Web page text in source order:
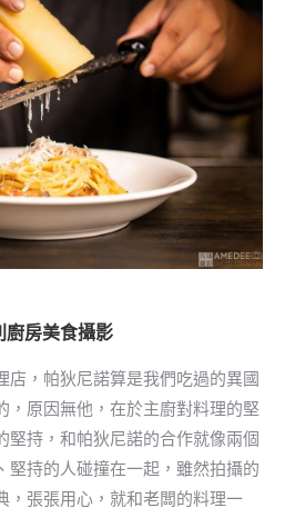
廚房美食攝影
店，帕狄尼諾算是我們吃過的異國
，原因無他，在於主廚對料理的堅
堅持，和帕狄尼諾的合作就像兩個
堅持的人碰撞在一起，雖然拍攝的
，張張用心，就和老闆的料理一